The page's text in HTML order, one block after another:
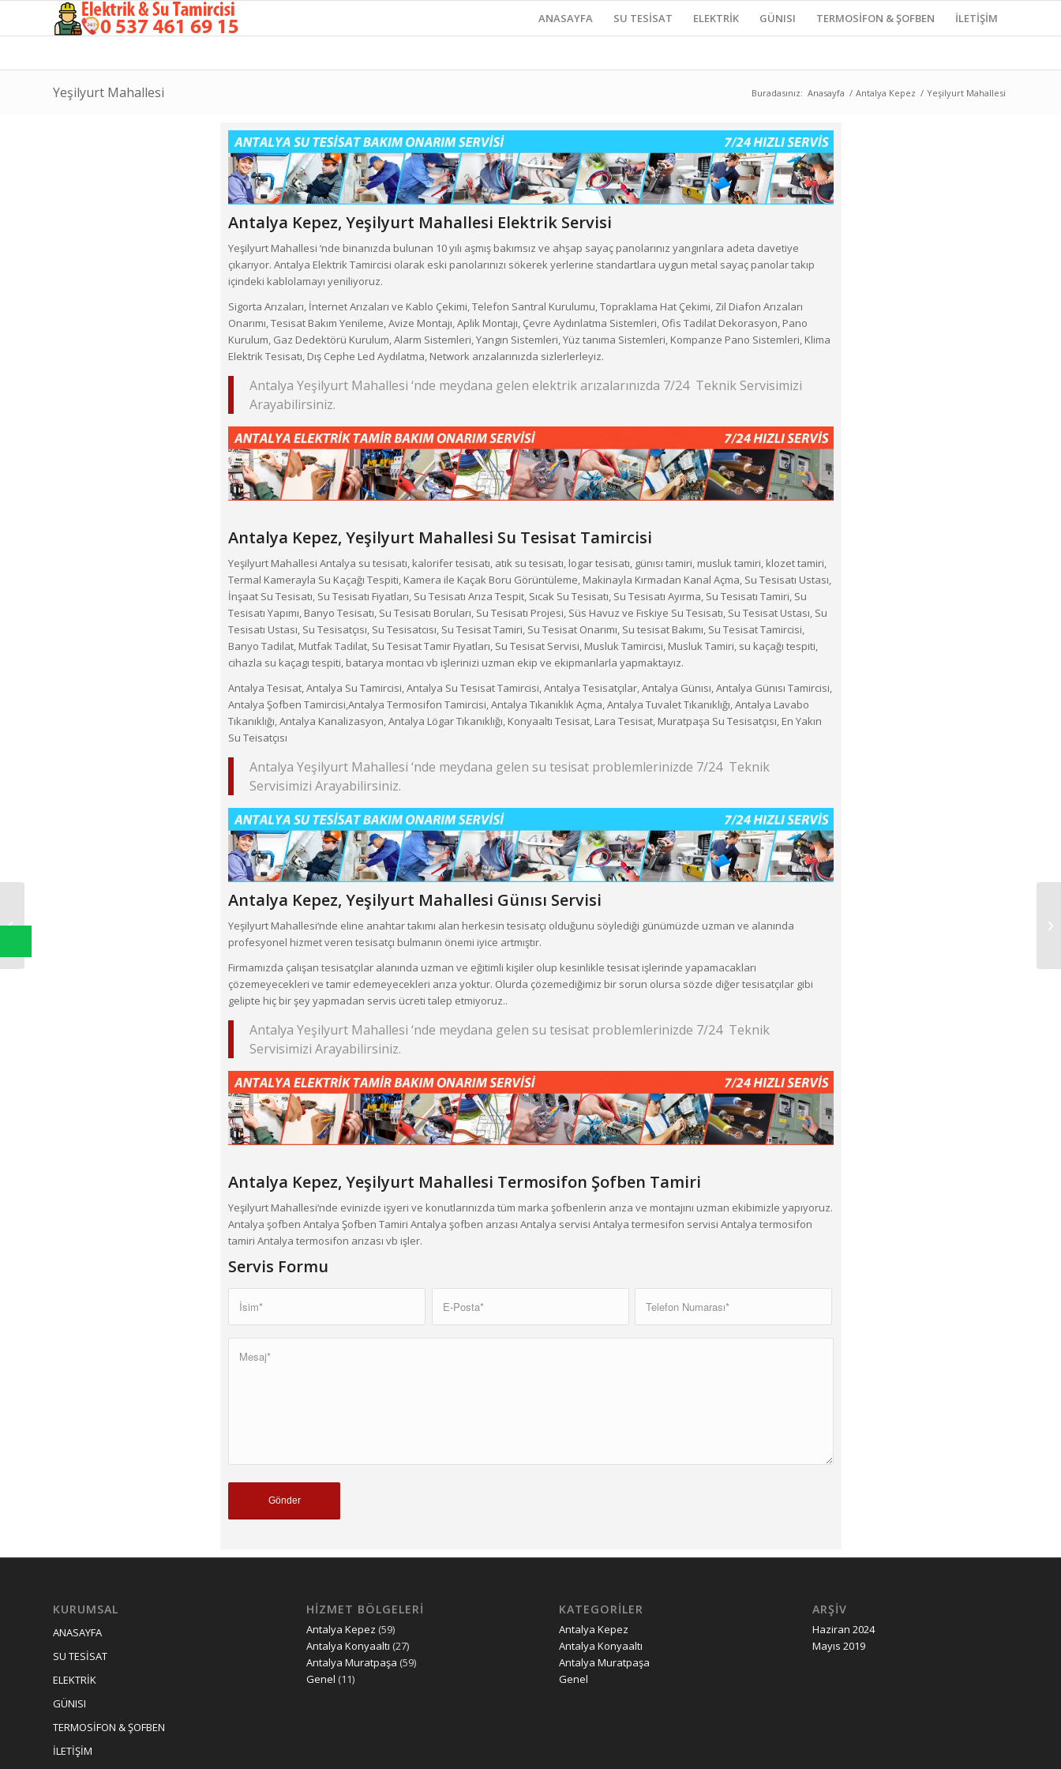
ANASAYFA SU TESİSAT ELEKTRİK GÜNISI TERMOSİFON & ŞOFBEN İLETİŞİM
Yeşilyurt Mahallesi Buradasınız: Anasayfa / Antalya Kepez / Yeşilyurt Mahallesi
Antalya Kepez, Yeşilyurt Mahallesi Elektrik Servisi
Yeşilyurt Mahallesi ‘nde binanızda bulunan 10 yılı aşmış bakımsız ve ahşap sayaç panolarınız yangınlara adeta davetiye
çıkarıyor. Antalya Elektrik Tamircisi olarak eski panolarınızı sökerek yerlerine standartlara uygun metal sayaç panolar takıp
içindeki kablolamayı yeniliyoruz.
Sigorta Arızaları, İnternet Arızaları ve Kablo Çekimi, Telefon Santral Kurulumu, Topraklama Hat Çekimi, Zil Diafon Arızaları
Onarımı, Tesisat Bakım Yenileme, Avize Montajı, Aplik Montajı, Çevre Aydınlatma Sistemleri, Ofis Tadilat Dekorasyon, Pano
Kurulum, Gaz Dedektörü Kurulum, Alarm Sistemleri, Yangın Sistemleri, Yüz tanıma Sistemleri, Kompanze Pano Sistemleri, Klima
Elektrik Tesisatı, Dış Cephe Led Aydılatma, Network arızalarınızda sizlerlerleyiz.
Antalya Yeşilyurt Mahallesi ‘nde meydana gelen elektrik arızalarınızda 7/24 Teknik Servisimizi
Arayabilirsiniz.
Antalya Kepez, Yeşilyurt Mahallesi Su Tesisat Tamircisi
Yeşilyurt Mahallesi Antalya su tesisatı, kalorifer tesisatı, atık su tesisatı, logar tesisatı, günısı tamiri, musluk tamiri, klozet tamiri,
Termal Kamerayla Su Kaçağı Tespiti, Kamera ile Kaçak Boru Görüntüleme, Makinayla Kırmadan Kanal Açma, Su Tesisatı Ustası,
İnşaat Su Tesisatı, Su Tesisatı Fiyatları, Su Tesisatı Arıza Tespit, Sıcak Su Tesisatı, Su Tesisatı Ayırma, Su Tesisatı Tamiri, Su
Tesisatı Yapımı, Banyo Tesisatı, Su Tesisatı Boruları, Su Tesisatı Projesi, Süs Havuz ve Fıskiye Su Tesisatı, Su Tesisat Ustası, Su
Tesisatı Ustası, Su Tesisatçısı, Su Tesisatcısı, Su Tesisat Tamiri, Su Tesisat Onarımı, Su tesisat Bakımı, Su Tesisat Tamircisi,
Banyo Tadilat, Mutfak Tadilat, Su Tesisat Tamir Fiyatları, Su Tesisat Servisi, Musluk Tamircisi, Musluk Tamiri, su kaçağı tespiti,
cihazla su kaçagı tespiti, batarya montacı vb işlerinizi uzman ekip ve ekipmanlarla yapmaktayız.
Antalya Tesisat, Antalya Su Tamircisi, Antalya Su Tesisat Tamircisi, Antalya Tesisatçılar, Antalya Günısı, Antalya Günısı Tamircisi,
Antalya Şofben Tamircisi,Antalya Termosifon Tamircisi, Antalya Tıkanıklık Açma, Antalya Tuvalet Tıkanıklığı, Antalya Lavabo
Tıkanıklığı, Antalya Kanalizasyon, Antalya Lögar Tıkanıklığı, Konyaaltı Tesisat, Lara Tesisat, Muratpaşa Su Tesisatçısı, En Yakın
Su Teisatçısı
Antalya Yeşilyurt Mahallesi ‘nde meydana gelen su tesisat problemlerinizde 7/24 Teknik
Servisimizi Arayabilirsiniz.
Antalya Kepez, Yeşilyurt Mahallesi Günısı Servisi
Yeşilyurt Mahallesi‘nde eline anahtar takımı alan herkesin tesisatçı olduğunu söylediği günümüzde uzman ve alanında
profesyonel hizmet veren tesisatçı bulmanın önemi iyice artmıştır.
Firmamızda çalışan tesisatçılar alanında uzman ve eğitimli kişiler olup kesinlikle tesisat işlerinde yapamacakları
çözemeyecekleri ve tamir edemeyecekleri arıza yoktur. Olurda çözemediğimiz bir sorun olursa sözde diğer tesisatçılar gibi
gelipte hiç bir şey yapmadan servis ücreti talep etmiyoruz..
Antalya Yeşilyurt Mahallesi ‘nde meydana gelen su tesisat problemlerinizde 7/24 Teknik
Servisimizi Arayabilirsiniz.
Antalya Kepez, Yeşilyurt Mahallesi Termosifon Şofben Tamiri
Yeşilyurt Mahallesi‘nde evinizde işyeri ve konutlarınızda tüm marka şofbenlerin arıza ve montajını uzman ekibimizle yapıyoruz.
Antalya şofben Antalya Şofben Tamiri Antalya şofben arızası Antalya servisi Antalya termesifon servisi Antalya termosifon
tamiri Antalya termosifon arızası vb işler.
Servis Formu
KURUMSAL
ANASAYFA
SU TESİSAT
ELEKTRİK
GÜNISI
TERMOSİFON & ŞOFBEN
İLETİŞİM
HİZMET BÖLGELERİ
Antalya Kepez (59)
Antalya Konyaaltı (27)
Antalya Muratpaşa (59)
Genel (11)
KATEGORILER
Antalya Kepez
Antalya Konyaaltı
Antalya Muratpaşa
Genel
ARŞIV
Haziran 2024
Mayıs 2019
Yükseliş Mahallesi